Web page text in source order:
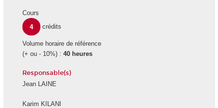
Cours
4
crédits
Volume horaire de référence
(+ ou - 10%) : 40 heures
Responsable(s)
Jean LAINE
Karim KILANI